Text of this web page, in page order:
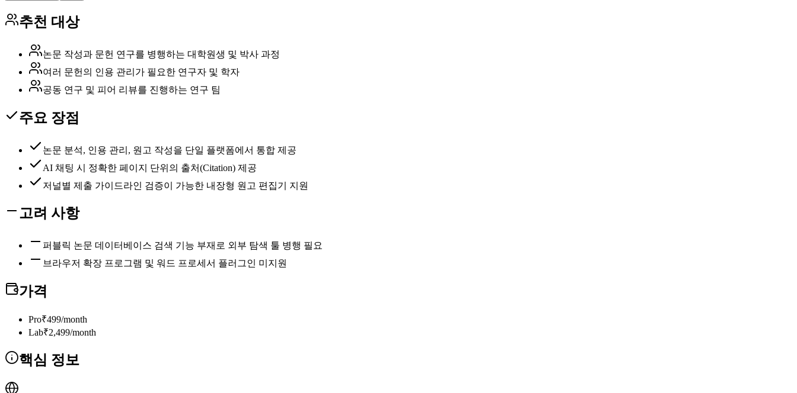
추천 대상
논문 작성과 문헌 연구를 병행하는 대학원생 및 박사 과정
여러 문헌의 인용 관리가 필요한 연구자 및 학자
공동 연구 및 피어 리뷰를 진행하는 연구 팀
주요 장점
논문 분석, 인용 관리, 원고 작성을 단일 플랫폼에서 통합 제공
AI 채팅 시 정확한 페이지 단위의 출처(Citation) 제공
저널별 제출 가이드라인 검증이 가능한 내장형 원고 편집기 지원
고려 사항
퍼블릭 논문 데이터베이스 검색 기능 부재로 외부 탐색 툴 병행 필요
브라우저 확장 프로그램 및 워드 프로세서 플러그인 미지원
가격
Pro₹499/month
Lab₹2,499/month
핵심 정보